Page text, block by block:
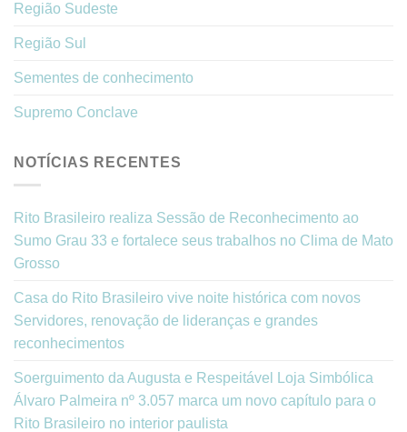
Região Sudeste
Região Sul
Sementes de conhecimento
Supremo Conclave
NOTÍCIAS RECENTES
Rito Brasileiro realiza Sessão de Reconhecimento ao
Sumo Grau 33 e fortalece seus trabalhos no Clima de Mato
Grosso
Casa do Rito Brasileiro vive noite histórica com novos
Servidores, renovação de lideranças e grandes
reconhecimentos
Soerguimento da Augusta e Respeitável Loja Simbólica
Álvaro Palmeira nº 3.057 marca um novo capítulo para o
Rito Brasileiro no interior paulista